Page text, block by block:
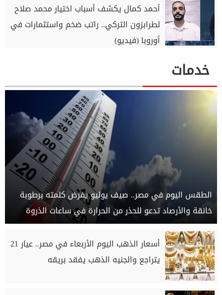
أحمد كمال يكشف أسباب اختيار محمد صلاح
لطرابزون التركي.. راتب ضخم واستثمارات في
أوروبا (فيديو)
خدمات
الطقس اليوم في مصر.. صيف يوليو يفرض كلمته برطوبة
خانقة والأرصاد تدعو للحذر من الحرارة في ساعات الذروة
أسعار الذهب اليوم الأربعاء في مصر.. عيار 21
يتراجع والجنيه الذهب يفقد بريقه